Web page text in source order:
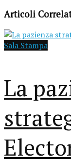
Articoli
Sala Stampa
La